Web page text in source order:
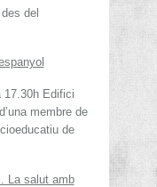
del
17.30h Edifici
membre de
de
La salut amb